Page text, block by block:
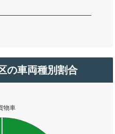
の車両種別割合